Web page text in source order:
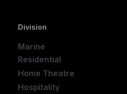
Division
Marine
Residential
Home Theatre
Hospitality